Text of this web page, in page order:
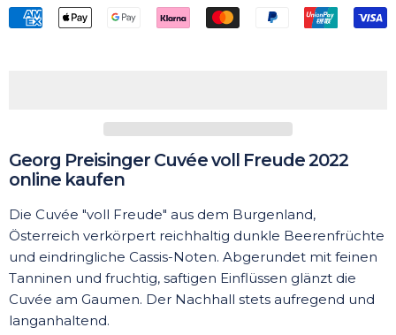
Georg Preisinger Cuvée voll Freude 2022
online kaufen
Die Cuvée "voll Freude" aus dem Burgenland,
Österreich verkörpert reichhaltig dunkle Beerenfrüchte
und eindringliche Cassis-Noten. Abgerundet mit feinen
Tanninen und fruchtig, saftigen Einflüssen glänzt die
Cuvée am Gaumen. Der Nachhall stets aufregend und
langanhaltend.